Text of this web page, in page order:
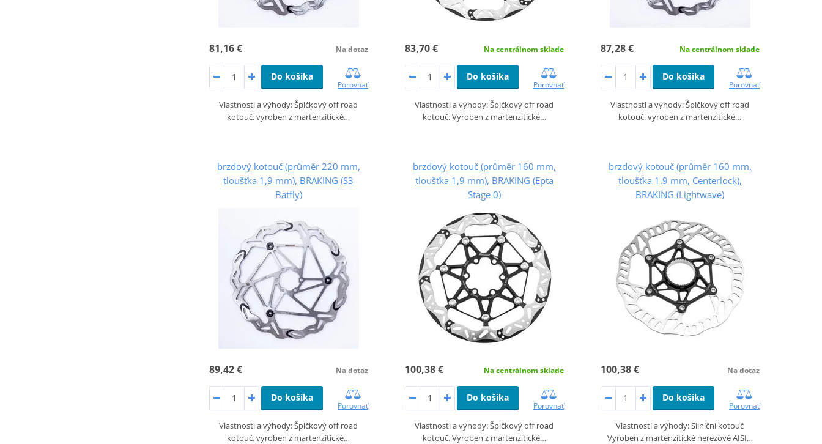
81,16 € Na dotaz
Do košíka
Porovnať
Vlastnosti a výhody: Špičkový off road
kotouč. vyroben z martenzitické…
83,70 € Na centrálnom sklade
Do košíka
Porovnať
Vlastnosti a výhody: Špičkový off road
kotouč. Vyroben z martenzitické…
87,28 € Na centrálnom sklade
Do košíka
Porovnať
Vlastnosti a výhody: Špičkový off road
kotouč. vyroben z martenzitické…
brzdový kotouč (průměr 220 mm,
tloušťka 1,9 mm), BRAKING (S3
Batfly)
89,42 € Na dotaz
Do košíka
Porovnať
Vlastnosti a výhody: Špičkový off road
kotouč. vyroben z martenzitické…
brzdový kotouč (průměr 160 mm,
tloušťka 1,9 mm), BRAKING (Epta
Stage 0)
100,38 € Na centrálnom sklade
Do košíka
Porovnať
Vlastnosti a výhody: Špičkový off road
kotouč. Vyroben z martenzitické…
brzdový kotouč (průměr 160 mm,
tloušťka 1,9 mm, Centerlock),
BRAKING (Lightwave)
100,38 € Na dotaz
Do košíka
Porovnať
Vlastnosti a výhody: Silniční kotouč
Vyroben z martenzitické nerezové AISI…